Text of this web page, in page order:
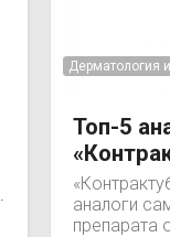
Дерматология
Топ-5
аналоги
препарата